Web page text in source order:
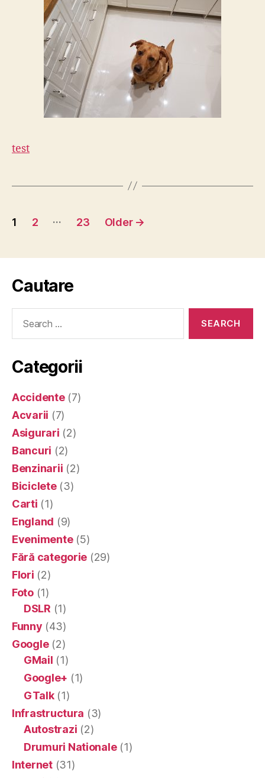
test
Posts
1 2 … 23 Older →
Cautare
Categorii
Accidente(7)
Acvarii (7)
Asigurari (2)
Bancuri (2)
Benzinarii (2)
Biciclete(3)
Carti (1)
England (9)
Evenimente(5)
Fără categorie (29)
Flori (2)
Foto(1)
DSLR (1)
Funny (43)
Google(2)
GMail (1)
Google+ (1)
GTalk(1)
Infrastructura (3)
Autostrazi (2)
Drumuri Nationale(1)
Internet(31)